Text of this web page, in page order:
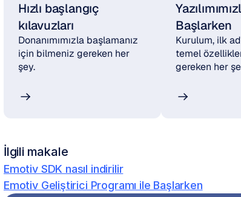
Hızlı başlangıç
kılavuzları
Donanımımızla başlamanız
için bilmeniz gereken her
şey.
Başlarken
Kurulum, ilk
temel
gereken her
İlgili makale
Emotiv SDK nasıl indirilir
Emotiv Geliştirici Programı ile Başlarken